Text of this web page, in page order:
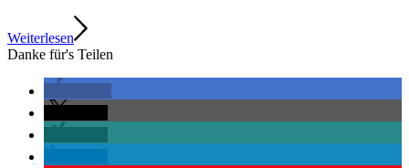
Weiterlesen
Danke für's Teilen